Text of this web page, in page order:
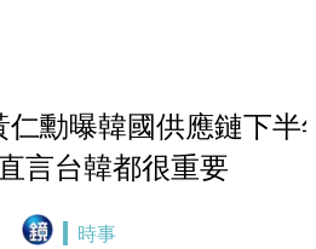
勳曝韓國供應鏈下半
言台韓都很重要
時事